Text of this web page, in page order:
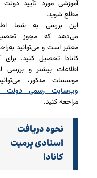
آموزشی مورد تأیید دولت
مطلع شوید.
این بررسی به شما
می‌دهد که مجوز
معتبر است و می‌توانید
کانادا تحصیل کنید.
اطلاعات بیشتر و بررسی
موسسات مذکور،
وب‌سایت رسمی دولت
مراجعه کنید.
نحوه دریافت
استادی پرمیت
کانادا